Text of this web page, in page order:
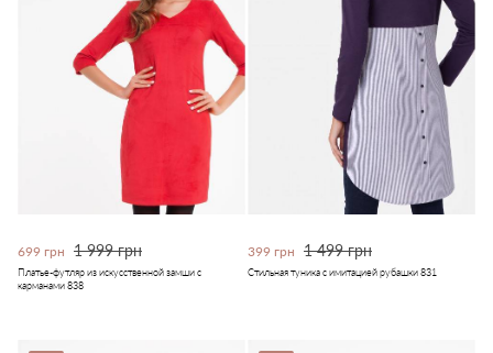
699 грн 1 999 грн
Платье-футляр из искусственной замши с
карманами 838
399 грн 1 499 грн
Стильная туника с имитацией рубашки 831